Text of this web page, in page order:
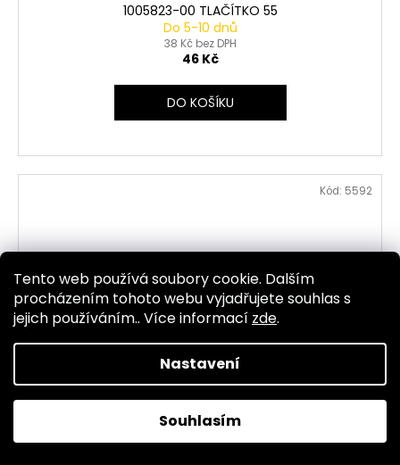
Tento web používá soubory cookie. Dalším
procházením tohoto webu vyjadřujete souhlas s
jejich používáním.. Více informací zde.
Nastavení
Souhlasím
1005823-00 TLAČÍTKO 55
Do 5-10 dnů
38 Kč bez DPH
46 Kč
DO KOŠÍKU
Kód: 5592